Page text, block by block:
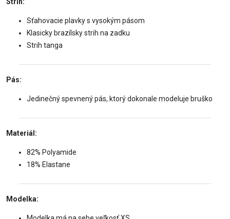
Sťahovacie plavky s vysokým pásom
Klasicky brazílsky strih na zadku
Strih tanga
Pás:
Jedinečný spevnený pás, ktorý dokonale modeluje bruško
Materiál:
82% Polyamide
18% Elastane
Modelka: